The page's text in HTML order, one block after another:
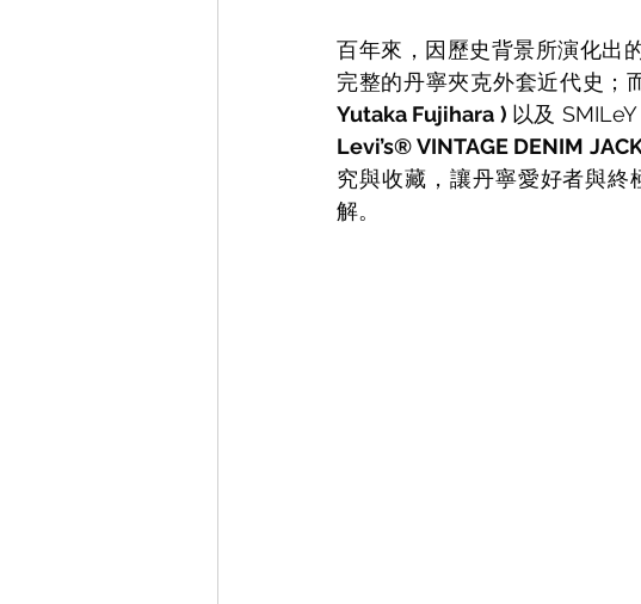
百年來，因歷史背景所演化出
完整的丹寧夾克外套近代史；
Yutaka Fujihara ) 以及
Levi’s®︎ VINTAGE DENIM
究與收藏，讓丹寧愛好者與終
解。